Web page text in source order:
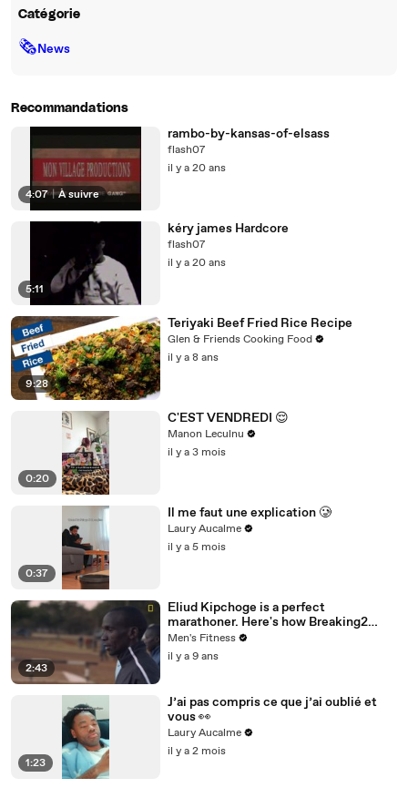
Catégorie
🗞News
Recommandations
4:07 | À suivre
rambo-by-kansas-of-elsass
flash07
il y a 20 ans
5:11
kéry james Hardcore
flash07
il y a 20 ans
9:28
Teriyaki Beef Fried Rice Recipe
Glen & Friends Cooking Food
il y a 8 ans
0:20
C'EST VENDREDI 😌
Manon Leculnu
il y a 3 mois
0:37
Il me faut une explication 🥲
Laury Aucalme
il y a 5 mois
2:43
Eliud Kipchoge is a perfect
marathoner. Here's how Breaking2
scientists made him faster.
Men's Fitness
il y a 9 ans
1:23
J’ai pas compris ce que j’ai oublié et
vous 👀
Laury Aucalme
il y a 2 mois